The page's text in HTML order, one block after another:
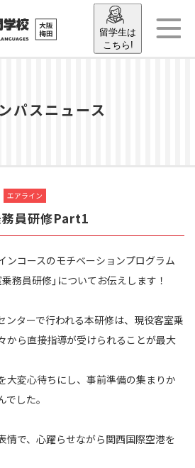
留学生は
こちら!
パスニュース
エアライン
務員研修Part1
ンコースのモチベーションプログラム
務員研修」についてお伝えします！
ンターで行われる本研修は、現役客室乗
から直接指導が受けられることが最大
大変心待ちにし、事前準備の集まりか
した。
情で、心躍らせながら関西国際空港を